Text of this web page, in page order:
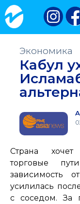
Экономика
Кабул
Страна
торговые
зависимость
усилилась
с соседом. За